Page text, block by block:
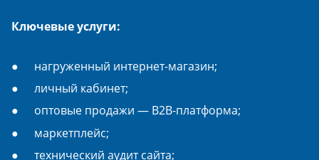
Ключевые услуги:
нагруженный интернет-магазин;
личный кабинет;
оптовые продажи — B2B-платформа;
маркетплейс;
технический аудит сайта;